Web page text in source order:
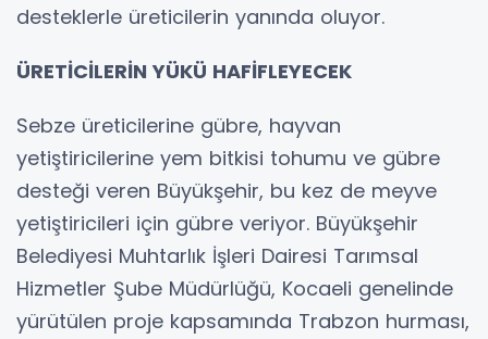
desteklerle üreticilerin yanında oluyor.
ÜRETİCİLERİN YÜKÜ HAFİFLEYECEK
Sebze üreticilerine gübre, hayvan
yetiştiricilerine yem bitkisi tohumu ve gübre
desteği veren Büyükşehir, bu kez de meyve
yetiştiricileri için gübre veriyor. Büyükşehir
Belediyesi Muhtarlık İşleri Dairesi Tarımsal
Hizmetler Şube Müdürlüğü, Kocaeli genelinde
yürütülen proje kapsamında Trabzon hurması,